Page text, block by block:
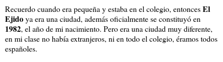
Recuerdo cuando era pequeña y estaba en el colegio, entoncesEl
Ejidoya era una ciudad, además oficialmente se constituyó en
1982, el año de mi nacimiento. Pero era una ciudad muy diferente,
en mi clase no había extranjeros, ni en todo el colegio, éramos todos
españoles.